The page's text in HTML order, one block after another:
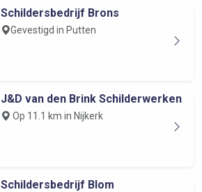
Schildersbedrijf Brons
Gevestigd in Putten
J&D van den Brink Schilderwerken
Op 11.1 km in Nijkerk
Schildersbedrijf Blom